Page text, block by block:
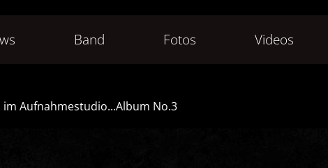
Band Fotos Videos
im Aufnahmestudio...Album No.3